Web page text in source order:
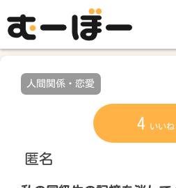
人間関係・恋愛
4 いいね
匿名